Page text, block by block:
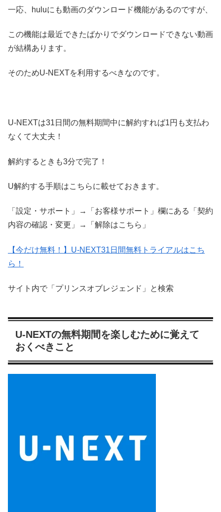
一応、huluにも動画のダウンロード機能があるのですが、
この機能は最近できたばかりでダウンロードできない動画
が結構あります。
そのためU-NEXTを利用するべきなのです。
U-NEXTは31日間の無料期間中に解約すれば1円も支払わ
なくて大丈夫！
解約するときも3分で完了！
U解約する手順はこちらに載せておきます。
「設定・サポート」→「お客様サポート」欄にある「契約
内容の確認・変更」→「解除はこちら」
【今だけ無料！】U-NEXT31日間無料トライアルはこち
ら！
サイト内で「プリンスオブレジェンド」と検索
U-NEXTの無料期間を楽しむために覚えて
おくべきこと